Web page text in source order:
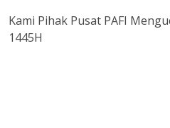
Kami Pihak Pusat PAFI
1445H